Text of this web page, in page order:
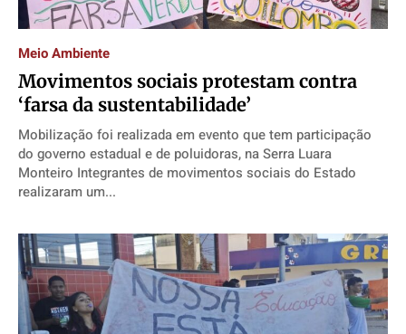
Meio Ambiente
Movimentos sociais protestam contra
‘farsa da sustentabilidade’
Mobilização foi realizada em evento que tem participação
do governo estadual e de poluidoras, na Serra Luara
Monteiro Integrantes de movimentos sociais do Estado
realizaram um...